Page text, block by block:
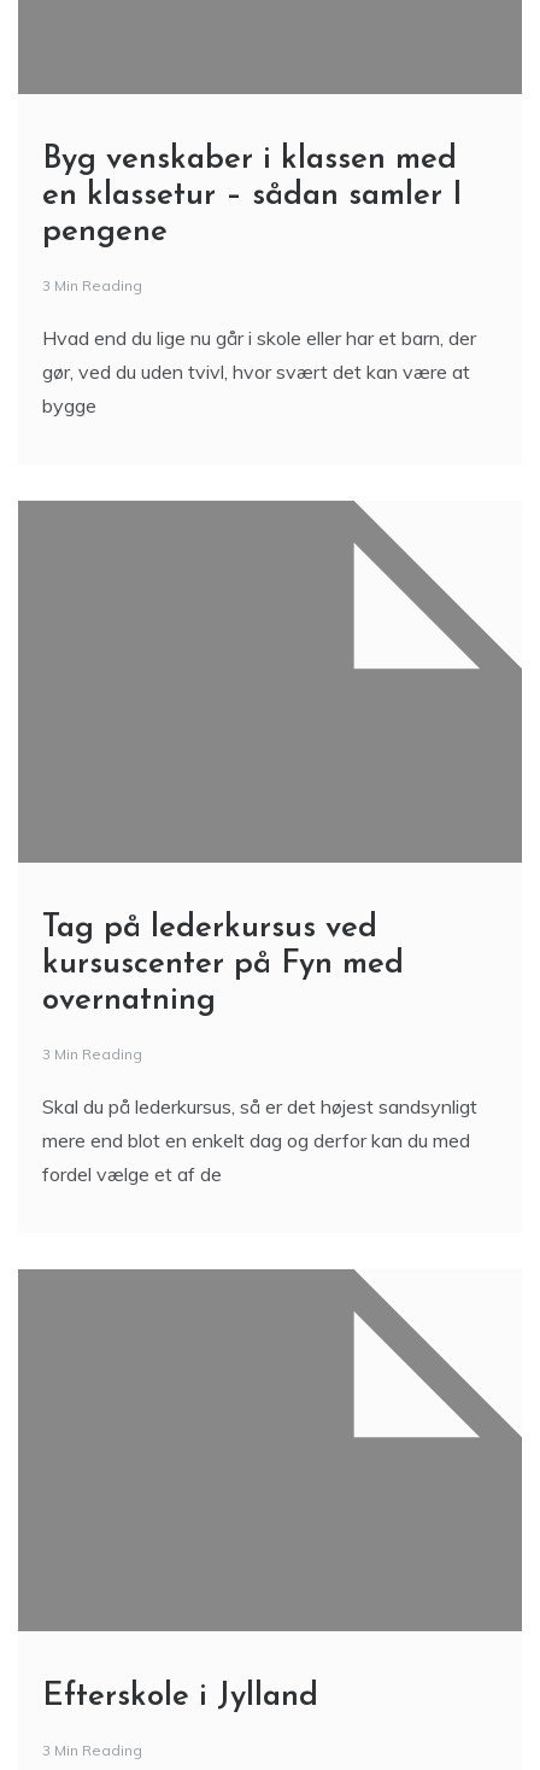
Byg venskaber i klassen med
en klassetur – sådan samler I
pengene
3 Min Reading
Hvad end du lige nu går i skole eller har et barn, der
gør, ved du uden tvivl, hvor svært det kan være at
bygge
Tag på lederkursus ved
kursuscenter på Fyn med
overnatning
3 Min Reading
Skal du på lederkursus, så er det højest sandsynligt
mere end blot en enkelt dag og derfor kan du med
fordel vælge et af de
Efterskole i Jylland
3 Min Reading